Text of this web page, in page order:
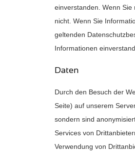
einverstanden. Wenn
nicht. Wenn Sie
geltenden
Informationen
Daten
Durch den Besuch der
Seite) auf unserem
sondern sind
Services von
Verwendung von